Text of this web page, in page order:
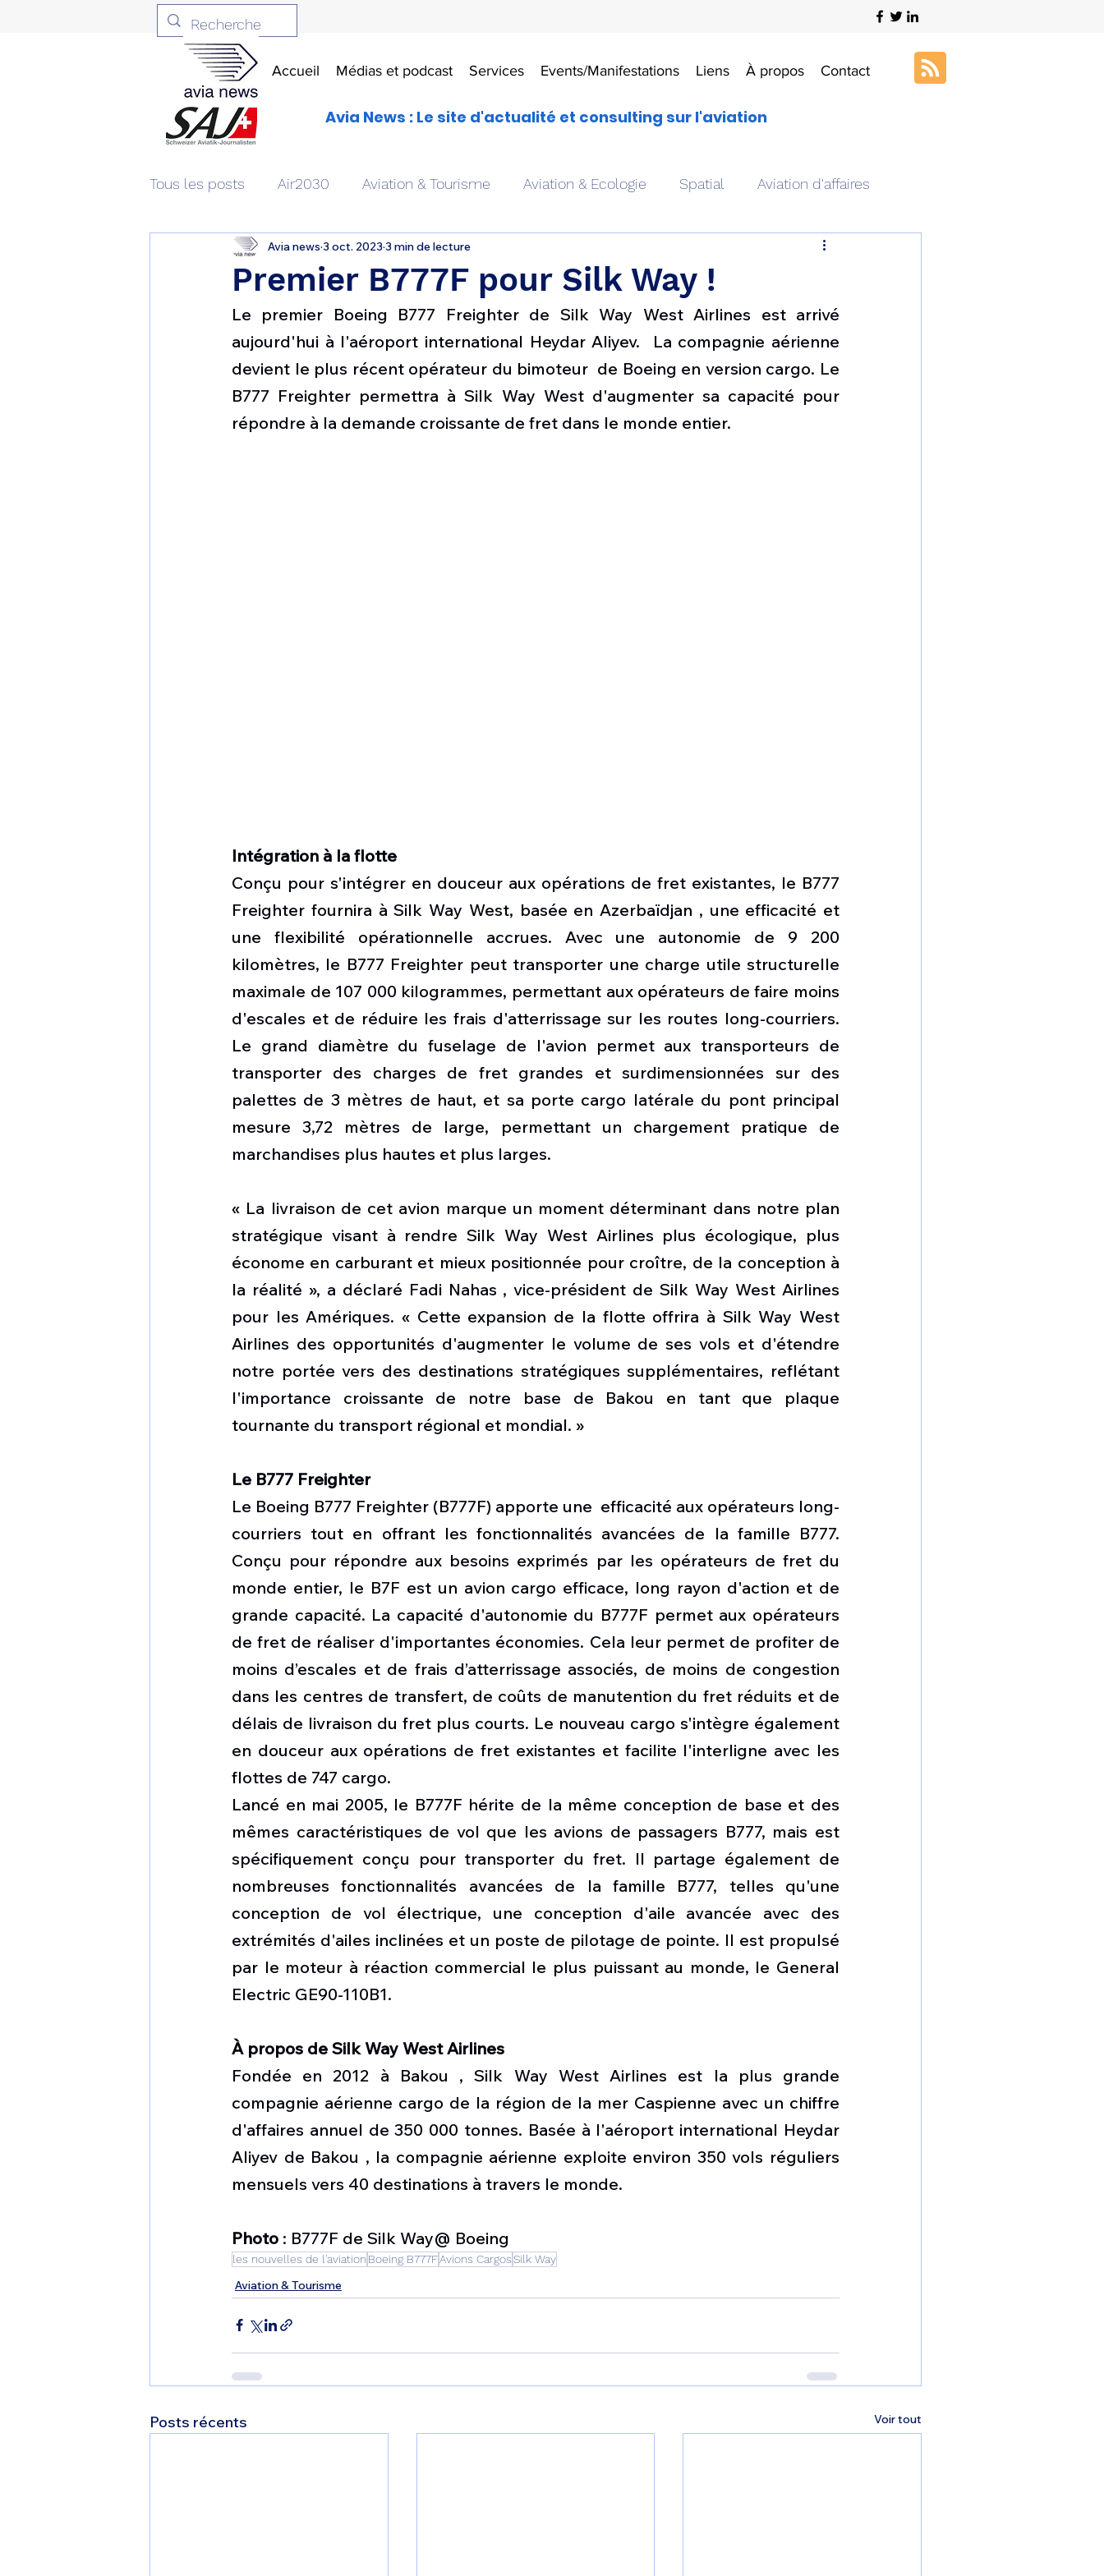
Accueil Médias et podcast Services Events/Manifestations Liens À propos Contact
Avia News : Le site d'actualité et consulting sur l'aviation
Tous les posts Air2030 Aviation & Tourisme Aviation & Ecologie Spatial Aviation d'affaires
Aviation & Défense Livres Drones aériens Art & Aviation
Patrimoine aéronautique Avionique & pilotage Avion expérimental Formation aéronautique
1 er avril Motorisation Défense sol-air DSA Amphibie Drones Composante ESPACE
Premier B777F pour Silk Way !
Avia news 3 oct. 20233 min de lecture
Le premier Boeing B777 Freighter de Silk Way West Airlines est arrivé
aujourd'hui à l'aéroport international Heydar Aliyev.  La compagnie aérienne
devient le plus récent opérateur du bimoteur  de Boeing en version cargo. Le
B777 Freighter permettra à Silk Way West d'augmenter sa capacité pour
répondre à la demande croissante de fret dans le monde entier.
Intégration à la flotte
Conçu pour s'intégrer en douceur aux opérations de fret existantes, le B777
Freighter fournira à Silk Way West, basée en Azerbaïdjan , une efficacité et
une flexibilité opérationnelle accrues. Avec une autonomie de 9 200
kilomètres, le B777 Freighter peut transporter une charge utile structurelle
maximale de 107 000 kilogrammes, permettant aux opérateurs de faire moins
d'escales et de réduire les frais d'atterrissage sur les routes long-courriers.
Le grand diamètre du fuselage de l'avion permet aux transporteurs de
transporter des charges de fret grandes et surdimensionnées sur des
palettes de 3 mètres de haut, et sa porte cargo latérale du pont principal
mesure 3,72 mètres de large, permettant un chargement pratique de
marchandises plus hautes et plus larges.
« La livraison de cet avion marque un moment déterminant dans notre plan
stratégique visant à rendre Silk Way West Airlines plus écologique, plus
économe en carburant et mieux positionnée pour croître, de la conception à
la réalité », a déclaré Fadi Nahas , vice-président de Silk Way West Airlines
pour les Amériques. « Cette expansion de la flotte offrira à Silk Way West
Airlines des opportunités d'augmenter le volume de ses vols et d'étendre
notre portée vers des destinations stratégiques supplémentaires, reflétant
l'importance croissante de notre base de Bakou en tant que plaque
tournante du transport régional et mondial. »
Le B777 Freighter
Le Boeing B777 Freighter (B777F) apporte une  efficacité aux opérateurs long-
courriers tout en offrant les fonctionnalités avancées de la famille B777.
Conçu pour répondre aux besoins exprimés par les opérateurs de fret du
monde entier, le B7F est un avion cargo efficace, long rayon d'action et de
grande capacité. La capacité d'autonomie du B777F permet aux opérateurs
de fret de réaliser d'importantes économies. Cela leur permet de profiter de
moins d’escales et de frais d’atterrissage associés, de moins de congestion
dans les centres de transfert, de coûts de manutention du fret réduits et de
délais de livraison du fret plus courts. Le nouveau cargo s'intègre également
en douceur aux opérations de fret existantes et facilite l'interligne avec les
flottes de 747 cargo.
Lancé en mai 2005, le B777F hérite de la même conception de base et des
mêmes caractéristiques de vol que les avions de passagers B777, mais est
spécifiquement conçu pour transporter du fret. Il partage également de
nombreuses fonctionnalités avancées de la famille B777, telles qu'une
conception de vol électrique, une conception d'aile avancée avec des
extrémités d'ailes inclinées et un poste de pilotage de pointe. Il est propulsé
par le moteur à réaction commercial le plus puissant au monde, le General
Electric GE90-110B1.
À propos de Silk Way West Airlines
Fondée en 2012 à Bakou , Silk Way West Airlines est la plus grande
compagnie aérienne cargo de la région de la mer Caspienne avec un chiffre
d'affaires annuel de 350 000 tonnes. Basée à l'aéroport international Heydar
Aliyev de Bakou , la compagnie aérienne exploite environ 350 vols réguliers
mensuels vers 40 destinations à travers le monde.
Photo : B777F de Silk Way@ Boeing
les nouvelles de l'aviation Boeing B777FAvions CargosSilk Way
Aviation & Tourisme
Posts récents Voir tout